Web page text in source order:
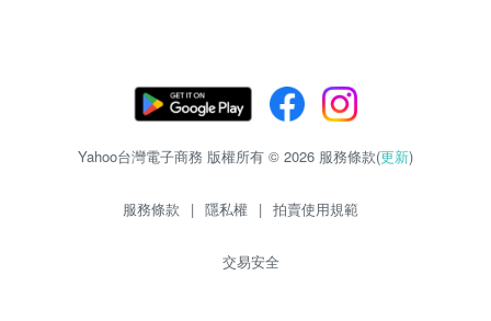
Yahoo台灣電子商務 版權所有 © 2026 服務條款(更新)
服務條款 | 隱私權 | 拍賣使用規範
交易安全